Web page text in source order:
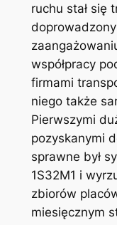
ruchu stał się
współpracy
firmami
niego także
Pierwszymi
pozyskanymi
sprawne był
1S32M1 i
zbiorów
miesięcznym